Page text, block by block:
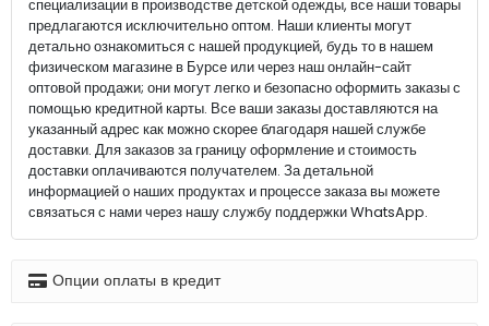
специализации в производстве детской одежды, все наши товары
предлагаются исключительно оптом. Наши клиенты могут
детально ознакомиться с нашей продукцией, будь то в нашем
физическом магазине в Бурсе или через наш онлайн-сайт
оптовой продажи; они могут легко и безопасно оформить заказы с
помощью кредитной карты. Все ваши заказы доставляются на
указанный адрес как можно скорее благодаря нашей службе
доставки. Для заказов за границу оформление и стоимость
доставки оплачиваются получателем. За детальной
информацией о наших продуктах и процессе заказа вы можете
связаться с нами через нашу службу поддержки WhatsApp.
Опции оплаты в кредит